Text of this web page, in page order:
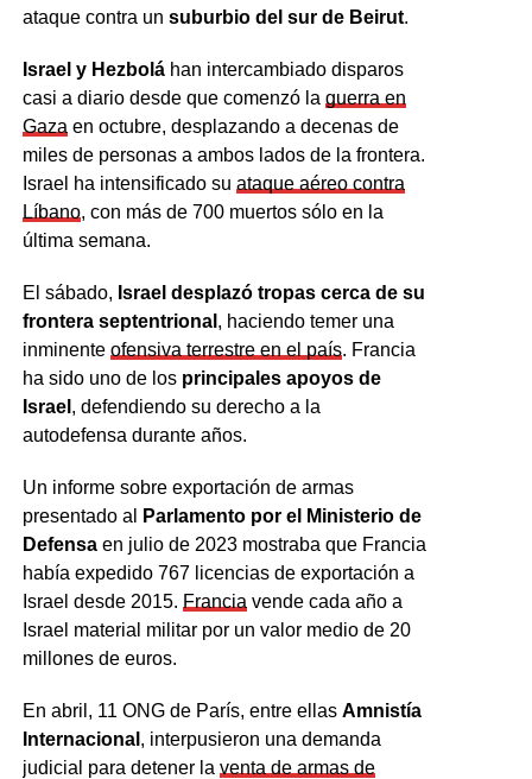
ataque contra un suburbio del sur de Beirut.
Israel y Hezboláhan intercambiado disparos
casi a diario desde que comenzó la guerra en
Gaza en octubre, desplazando a decenas de
miles de personas a ambos lados de la frontera.
Israel ha intensificado su ataque aéreo contra
Líbano, con más de 700 muertos sólo en la
última semana.
El sábado, Israel desplazó tropas cerca de su
frontera septentrional , haciendo temer una
inminente ofensiva terrestre en el país. Francia
ha sido uno de los principales apoyos de
Israel , defendiendo su derecho a la
autodefensa durante años.
Un informe sobre exportación de armas
presentado al
Parlamento por el Ministerio de
Defensaen julio de 2023 mostraba que Francia
había expedido 767 licencias de exportación a
Israel desde 2015. Francia vende cada año a
Israel material militar por un valor medio de 20
millones de euros.
En abril, 11 ONG de París, entre ellas Amnistía
Internacional , interpusieron una demanda
judicial para detener la venta de armas de